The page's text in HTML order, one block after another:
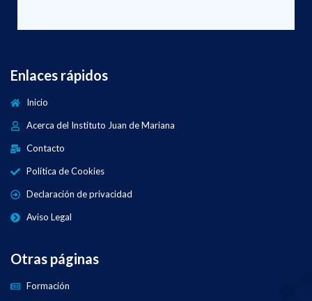
Enlaces rápidos
Inicio
Acerca del Instituto Juan de Mariana
Contacto
Política de Cookies
Declaración de privacidad
Aviso Legal
Otras páginas
Formación